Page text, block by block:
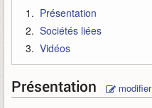
Présentation
Sociétés liées
Vidéos
Présentation modifier